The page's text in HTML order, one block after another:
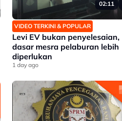
02:11
VIDEO TERKINI & POPULAR
Levi EV bukan penyelesaian,
dasar mesra pelaburan lebih
diperlukan
1 day ago